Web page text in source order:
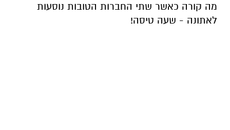
מה קורה כאשר שתי החברות הטובות נוסעות
לאתונה - שעה טיסה!